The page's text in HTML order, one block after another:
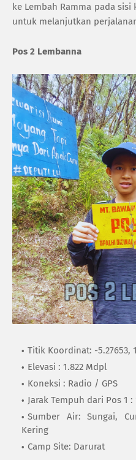
ke Lembah Ramma pada
untuk melanjutkan
Pos 2 Lembanna
Titik Koordinat: -5.27653,
Elevasi : 1.822 Mdpl
Koneksi : Radio / GPS
Jarak Tempuh dari Pos 1 :
Sumber Air: Sungai,
Kering
Camp Site: Darurat